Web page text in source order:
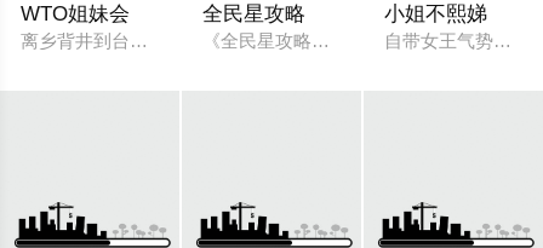
WTO姐妹会
离乡背井到台湾生活、读书，每个台湾新住民难免会因为文化
全民星攻略
《全民星攻略》日本毕业典礼向学长要
小姐不熙娣
自带女王气势的